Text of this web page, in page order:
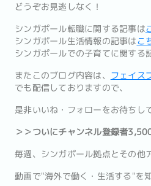
どうぞお見逃しなく！
シンガポール転職に関する記事は
シンガポール生活情報の記事はこ
シンガポールでの子育てに関する
またこのブログ内容は、 フェイス
でも配信しておりますので、
是非いいね・フォローをお待ちし
＞＞ついにチャンネル登録者
毎週、シンガポール拠点とその他
動画で"海外で働く・生活する"を知